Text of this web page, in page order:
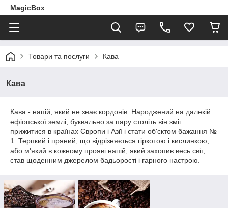
MagicBox
Товари та послуги Кава
Кава
Кава - напій, який не знає кордонів. Народжений на далекій
ефіопської землі, буквально за пару століть він зміг
прижитися в країнах Європи і Азії і стати об'єктом бажання №
1. Терпкий і пряний, що відрізняється гіркотою і кислинкою,
або м'який в кожному прояві напій, який захопив весь світ,
став щоденним джерелом бадьорості і гарного настрою.